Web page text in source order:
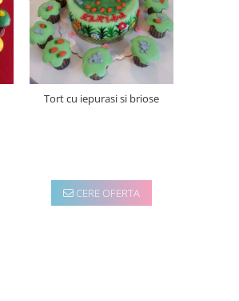
Tort cu iepurasi si briose
CERE OFERTA